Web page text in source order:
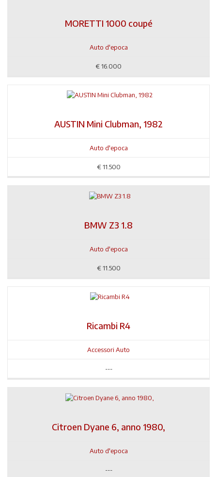
MORETTI 1000 coupé
Auto d'epoca
€16.000
AUSTIN Mini Clubman, 1982
Auto d'epoca
€ 11.500
BMW Z3 1.8
Auto d'epoca
€ 11.500
Ricambi R4
Accessori Auto
---
Citroen Dyane 6, anno 1980,
Auto d'epoca
---